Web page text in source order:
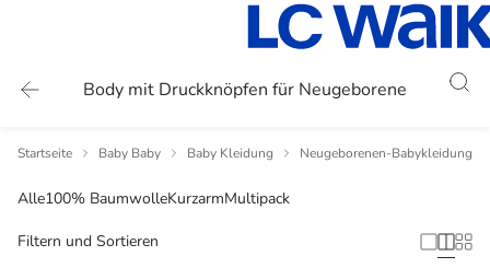
Body mit Druckknöpfen für Neugeborene
Startseite Baby Baby Baby Kleidung Neugeborenen-Babykleidung
Alle100% BaumwolleKurzarmMultipack
Filtern und Sortieren